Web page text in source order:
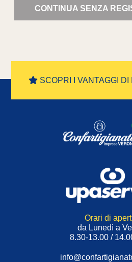
CONTINUA SENZA
SCOPRI I VANTAGGI
Orari di
da Lunedì a
8.30-13.00 /